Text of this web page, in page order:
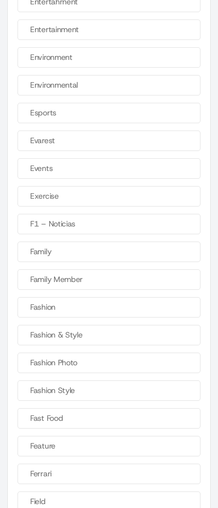
Entertainment
Environment
Environmental
Esports
Evarest
Events
Exercise
F1 – Noticias
Family
Family Member
Fashion
Fashion & Style
Fashion Photo
Fashion Style
Fast Food
Feature
Ferrari
Field